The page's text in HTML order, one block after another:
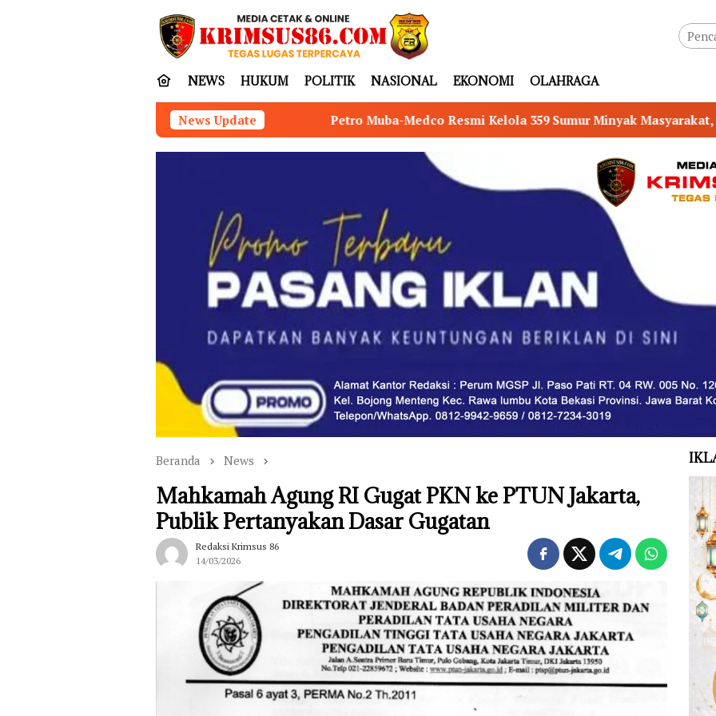
NEWS HUKUM POLITIK NASIONAL EKONOMI OLAHRAGA
News Update
Petro Muba-Medco Resmi Kelola 359 Sumur Minyak Masyarakat, Potensi Tambah Produksi
Beranda News
Mahkamah Agung RI Gugat PKN ke PTUN Jakarta,
Publik Pertanyakan Dasar Gugatan
Redaksi Krimsus 86
14/03/2026